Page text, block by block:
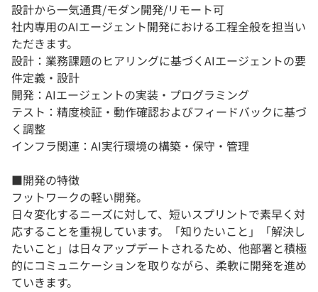
設計から一気通貫/モダン開発/リモート可
社内専用のAIエージェント開発における工程全般を担当い
ただきます。
設計：業務課題のヒアリングに基づくAIエージェントの要
件定義・設計
開発：AIエージェントの実装・プログラミング
テスト：精度検証・動作確認およびフィードバックに基づ
く調整
インフラ関連：AI実行環境の構築・保守・管理
■開発の特徴
フットワークの軽い開発。
日々変化するニーズに対して、短いスプリントで素早く対
応することを重視しています。「知りたいこと」「解決し
たいこと」は日々アップデートされるため、他部署と積極
的にコミュニケーションを取りながら、柔軟に開発を進め
ていきます。